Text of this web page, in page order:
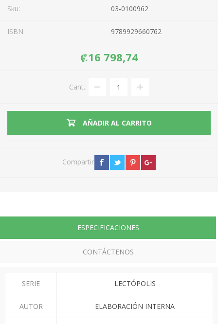
Sku: 03-0100962
ISBN: 9789929660762
₡16 798,74
Cant.:
AÑADIR AL CARRITO
Compartir
ESPECIFICACIONES
CONTÁCTENOS
SERIE LECTÓPOLIS
AUTOR ELABORACIÓN INTERNA